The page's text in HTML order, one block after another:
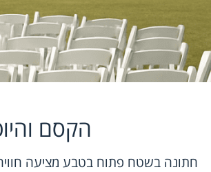
הקסם
חתונה בשטח פתוח בטבע מציעה